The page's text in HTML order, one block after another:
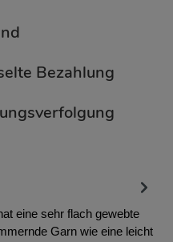
Bezahlung
eine sehr flach gewebte
Garn wie eine leicht